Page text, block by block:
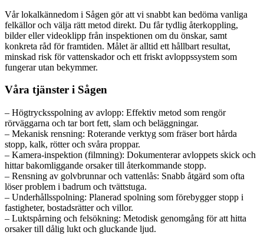
Vår lokalkännedom i Sågen gör att vi snabbt kan bedöma vanliga
felkällor och välja rätt metod direkt. Du får tydlig återkoppling,
bilder eller videoklipp från inspektionen om du önskar, samt
konkreta råd för framtiden. Målet är alltid ett hållbart resultat,
minskad risk för vattenskador och ett friskt avloppssystem som
fungerar utan bekymmer.
Våra tjänster i Sågen
– Högtrycksspolning av avlopp: Effektiv metod som rengör
rörväggarna och tar bort fett, slam och beläggningar.
– Mekanisk rensning: Roterande verktyg som fräser bort hårda
stopp, kalk, rötter och svåra proppar.
– Kamera-inspektion (filmning): Dokumenterar avloppets skick och
hittar bakomliggande orsaker till återkommande stopp.
– Rensning av golvbrunnar och vattenlås: Snabb åtgärd som ofta
löser problem i badrum och tvättstuga.
– Underhållsspolning: Planerad spolning som förebygger stopp i
fastigheter, bostadsrätter och villor.
– Luktspårning och felsökning: Metodisk genomgång för att hitta
orsaker till dålig lukt och gluckande ljud.